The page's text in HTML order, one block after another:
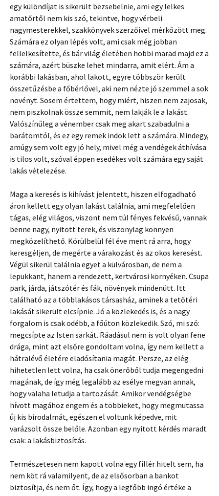
egy különdíjat is sikerült bezsebelnie, ami egy lelkes
amatőrtől nem kis szó, tekintve, hogy vérbeli
nagymesterekkel, szakkönyvek szerzőivel mérkőzött meg.
Számára ez olyan lépés volt, ami csak még jobban
fellelkesítette, és bár világ életében hobbi marad majd ez a
számára, azért büszke lehet mindarra, amit elért. Ám a
korábbi lakásban, ahol lakott, egyre többször került
összetűzésbe a főbérlővel, aki nem nézte jó szemmel a sok
növényt. Sosem értettem, hogy miért, hiszen nem zajosak,
nem piszkolnak össze semmit, nem lakják le a lakást.
Valószínűleg a vénember csak meg akart szabadulni a
barátomtól, és ez egy remek indok lett a számára. Mindegy,
amúgy sem volt egy jó hely, mivel még a vendégek áthívása
is tilos volt, szóval éppen esedékes volt számára egy saját
lakás vételezése.
Maga a keresés is kihívást jelentett, hiszen elfogadható
áron kellett egy olyan lakást találnia, ami megfelelően
tágas, elég világos, viszont nem túl fényes fekvésű, vannak
benne nagy, nyitott terek, és viszonylag könnyen
megközelíthető. Körülbelül fél éve ment rá arra, hogy
keresgéljen, de megérte a várakozást és az okos keresést.
Végül sikerül találnia egyet a külvárosban, de nem a
lepukkant, hanem a rendezett, kertvárosi környéken. Csupa
park, járda, játszótér és fák, növények mindenütt. Itt
található az a többlakásos társasház, aminek a tetőtéri
lakását sikerült elcsípnie. Jó a közlekedés is, és a nagy
forgalom is csak odébb, a főúton közlekedik. Szó, mi szó:
megcsípte az Isten sarkát. Ráadásul nem is volt olyan fene
drága, mint azt elsőre gondoltam volna, így nem kellett a
hátralévő életére eladósítania magát. Persze, az elég
hihetetlen lett volna, ha csak önerőből tudja megengedni
magának, de így még legalább az esélye megvan annak,
hogy valaha letudja a tartozását. Amikor vendégségbe
hívott magához engem és a többieket, hogy megmutassa
új kis birodalmát, egészen el voltunk képedve, mit
varázsolt össze belőle. Azonban egy nyitott kérdés maradt
csak: a lakásbiztosítás.
Természetesen nem kapott volna egy fillér hitelt sem, ha
nem köt rá valamilyent, de az elsősorban a bankot
biztosítja, és nem őt. Így, hogy a legfőbb ingó értéke a